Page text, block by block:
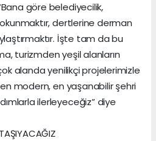
göre belediyecilik,
dertlerine derman
İşte tam da bu
turizmden yeşil alanların
alanda yenilikçi projelerimizle
en modern, en yaşanabilir şehri
ilerleyeceğiz” diye